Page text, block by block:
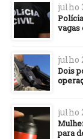
julho
vagas
julho
Dois
julho
para